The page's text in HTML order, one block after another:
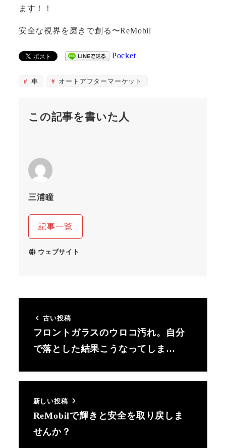
ます！！
安全な視界を磨きで創る〜ReMobil
Pocket
車 オートアフターマーケット
この記事を書いた人
三浦瞳
記事一覧
ウェブサイト
古い投稿
フロントガラスのウロコ汚れ。自分
で落とした結果こうなってしま…
新しい投稿
ReMobilで輝きと安全を取り戻しま
せんか？